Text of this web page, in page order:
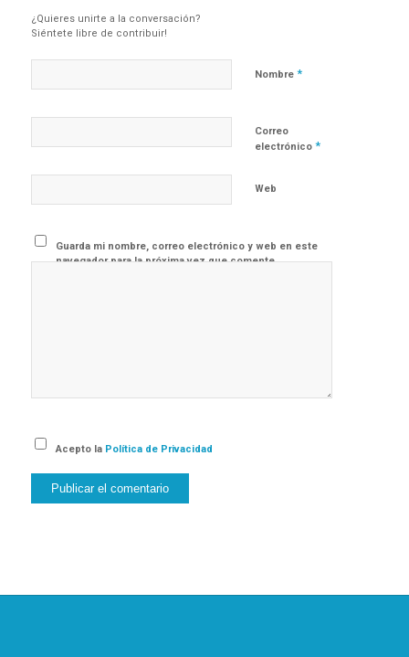
¿Quieres unirte a la conversación?
Siéntete libre de contribuir!
Nombre *
Correo
electrónico *
Web
Guarda mi nombre, correo electrónico y web en este
navegador para la próxima vez que comente.
Acepto la Política de Privacidad